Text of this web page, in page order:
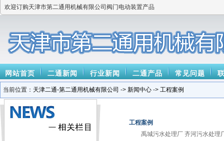
欢迎订购天津市第二通用机械有限公司阀门电动装置产品
网站首页 二通新闻 行业新闻 二通产品 常见问题
当前位置： 天津二通-第二通用机械有限公司 -> 新闻中心 -> 工程案例
工程案例
禹城污水处理厂 齐河污水处理